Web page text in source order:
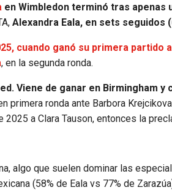
en Wimbledon terminó tras apenas
Alexandra Eala, en sets seguidos
cuando ganó su primera partido
, en la segunda ronda.
Viene de ganar en Birmingham
primera ronda ante Barbora
2025 a Clara Tauson, entonces la
algo que suelen dominar las
(58% de Eala vs 77% de